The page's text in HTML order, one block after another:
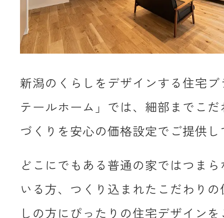
新潟のくらしをデザインする住宅
テールホーム」では、細部までこ
づくりを安心の価格設定でご提供
どこにでもある普通の家ではつま
いる方、つくり込まれたこだわり
しの方にぴったりの住宅デザイン